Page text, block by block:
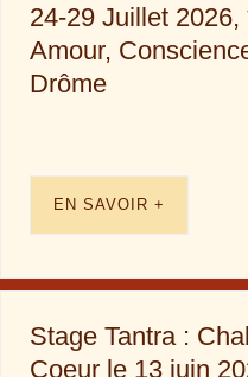
24-29 Juillet
Amour,
Drôme
EN SAVOIR +
Stage Tantra :
Coeur le 13 juin